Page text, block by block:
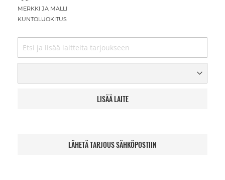
MERKKI JA MALLI
KUNTOLUOKITUS
LISÄÄ LAITE
LÄHETÄ TARJOUS SÄHKÖPOSTIIN